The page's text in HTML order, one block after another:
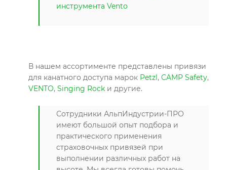
инструмента Vento
В нашем ассортименте представлены привязи
для канатного доступа марок Petzl, CAMP Safety,
VENTO, Singing Rock и другие.
Сотрудники АльпИндустрии-ПРО
имеют большой опыт подбора и
практического применения
страховочных привязей при
выполнении различных работ на